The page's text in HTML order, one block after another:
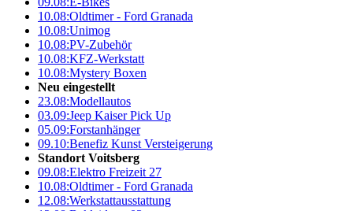
10.08:Oldtimer - Ford Granada
10.08:Unimog
10.08:PV-Zubehör
10.08:KFZ-Werkstatt
10.08:Mystery Boxen
Neu eingestellt
23.08:Modellautos
03.09:Jeep Kaiser Pick Up
05.09:Forstanhänger
09.10:Benefiz Kunst Versteigerung
Standort Voitsberg
09.08:Elektro Freizeit 27
10.08:Oldtimer - Ford Granada
12.08:Werkstattausstattung